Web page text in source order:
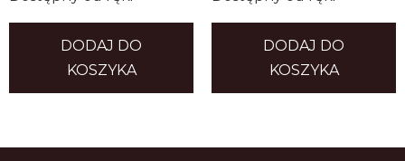
DODAJ DO
KOSZYKA
DODAJ DO
KOSZYKA